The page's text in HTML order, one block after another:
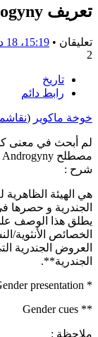
تعريف Androgyny : إقتراحات
تعليقان • 15:19، 18 ديسمبر 2018
2
تاريخ
رابط دائم
خوخة ماكوير (نقاش
لم أبحث في معنى
شرح :
هي الهيئة
الجندرية و حصرها
يطلق هذا الوصف
الخصائص الأنثوية/
العروض الجندرية
الجندرية**.
*
**
ملاحظة :